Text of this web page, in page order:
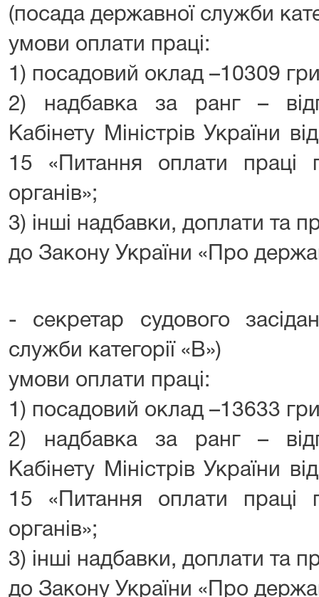
(посада державної служби
умови оплати праці:
1) посадовий оклад –10309
2) надбавка за ранг –
Кабінету Міністрів України
15 «Питання оплати праці
органів»;
3) інші надбавки, доплати та
до Закону України «Про
- секретар судового
служби категорії «В»)
умови оплати праці:
1) посадовий оклад –13633
2) надбавка за ранг –
Кабінету Міністрів України
15 «Питання оплати праці
органів»;
3) інші надбавки, доплати та
до Закону України «Про